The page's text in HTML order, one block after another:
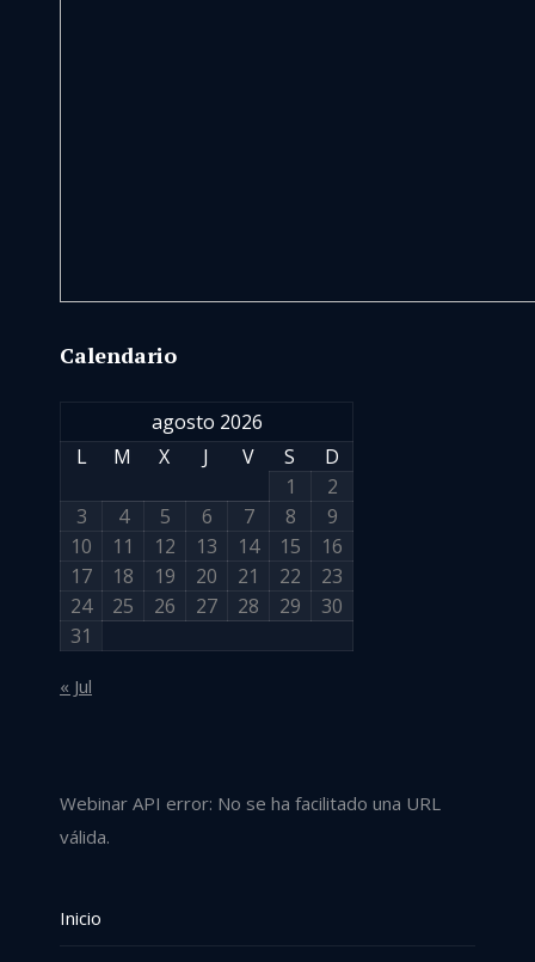
Calendario
agosto 2026
L
M X J V S
D
1
2
3
4 5 6 7 8
9
10
11 12 13 14 15
16
17
18 19 20 21 22
23
24
25 26 27 28 29
30
31
« Jul
Webinar API error: No se ha facilitado una URL
válida.
Inicio